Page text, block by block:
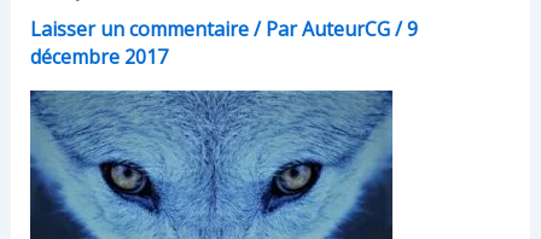
Laisser un commentaire/ ParAuteurCG/9
décembre 2017